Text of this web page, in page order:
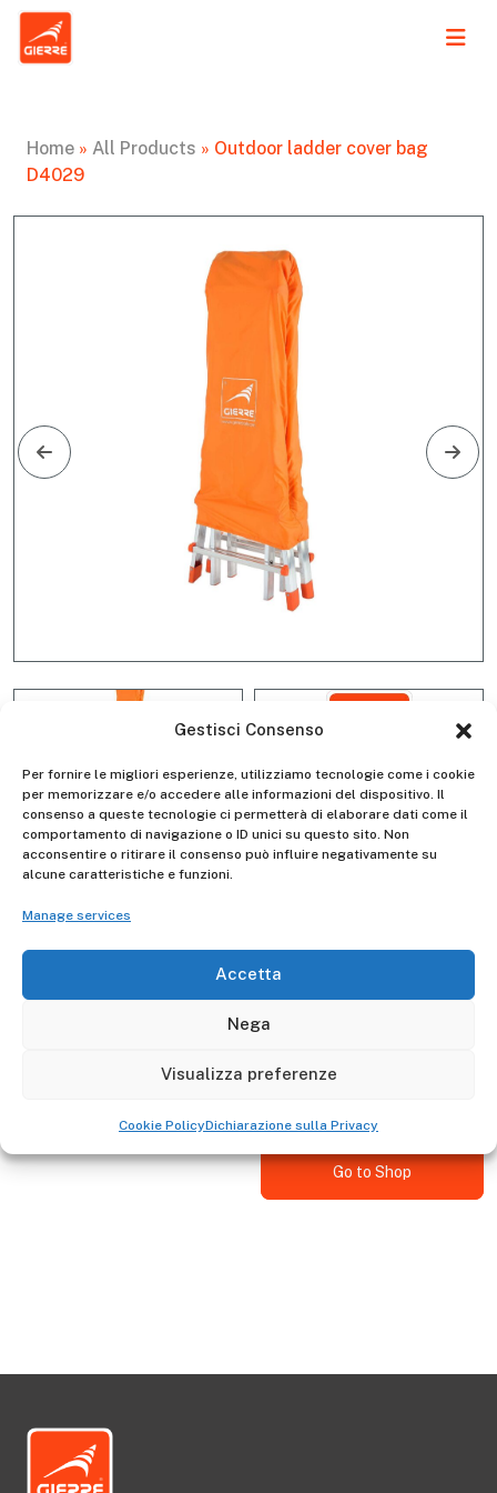
Gestisci Consenso
Per fornire le migliori esperienze, utilizziamo tecnologie come i cookie
per memorizzare e/o accedere alle informazioni del dispositivo. Il
consenso a queste tecnologie ci permetterà di elaborare dati come il
comportamento di navigazione o ID unici su questo sito. Non
acconsentire o ritirare il consenso può influire negativamente su
alcune caratteristiche e funzioni.
Manage services
Accetta
Nega
Visualizza preferenze
Cookie PolicyDichiarazione sulla Privacy
Home » All Products » Outdoor ladder cover bag
D4029
Outdoor ladder cover bag
D4029
The 100x145 cm outdoor ladder cover bag is adaptable
Go to Shop